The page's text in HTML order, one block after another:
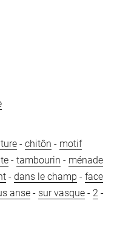
-chitôn - motif
-tambourin - ménade
-dans le champ -face
anse - sur vasque - 2 -